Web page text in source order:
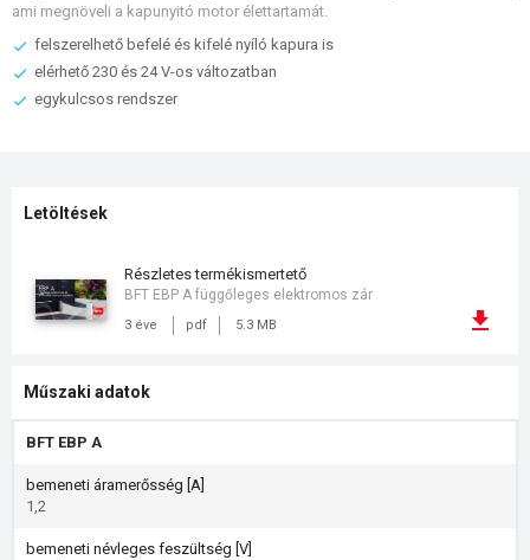
ami megnöveli a kapunyitó motor élettartamát.
felszerelhető befelé és kifelé nyíló kapura is
elérhető 230 és 24 V-os változatban
egykulcsos rendszer
Letöltések
részletes termékismertető
3 éve pdf 5.3 MB
BFT EBP A függőleges elektromos zár
Műszaki adatok
BFT EBP A
bemeneti áramerősség [A]
1,2
bemeneti névleges feszültség [V]